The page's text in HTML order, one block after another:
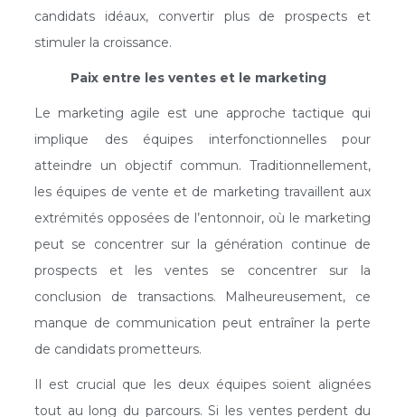
candidats idéaux, convertir plus de prospects et
stimuler la croissance.
Paix entre les ventes et le marketing
Le marketing agile est une approche tactique qui
implique des équipes interfonctionnelles pour
atteindre un objectif commun. Traditionnellement,
les équipes de vente et de marketing travaillent aux
extrémités opposées de l’entonnoir, où le marketing
peut se concentrer sur la génération continue de
prospects et les ventes se concentrer sur la
conclusion de transactions. Malheureusement, ce
manque de communication peut entraîner la perte
de candidats prometteurs.
Il est crucial que les deux équipes soient alignées
tout au long du parcours. Si les ventes perdent du